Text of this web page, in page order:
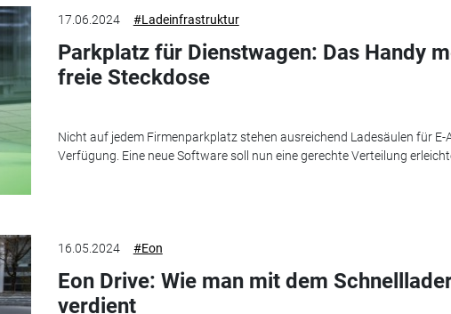
17.06.2024 #Ladeinfrastruktur
Parkplatz für Dienstwagen: Das Handy
freie Steckdose
Nicht auf jedem Firmenparkplatz stehen ausreichend Ladesäulen für E-
Verfügung. Eine neue Software soll nun eine gerechte Verteilung
16.05.2024 #Eon
Eon Drive: Wie man mit dem
verdient